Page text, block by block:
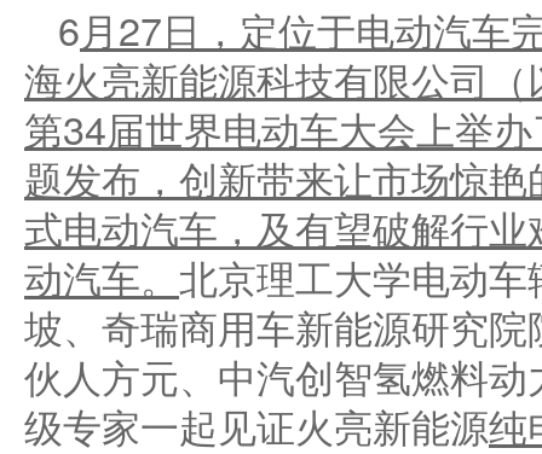
6月27日，定位于电动汽车
海火亮新能源科技有限公司（
第34届世界电动车大会 上举
题发布，创新带来让市场惊
式电动汽车，及有望破解行业
动汽车。 北京理工大学电动
坡、奇瑞商用车新能源研究
伙人方元、中汽创智氢燃料
级专家一起见证火亮新能源纯